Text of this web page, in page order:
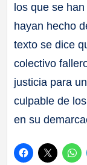
los que se
hayan hecho
texto se dice
colectivo
justicia para
culpable de
en su